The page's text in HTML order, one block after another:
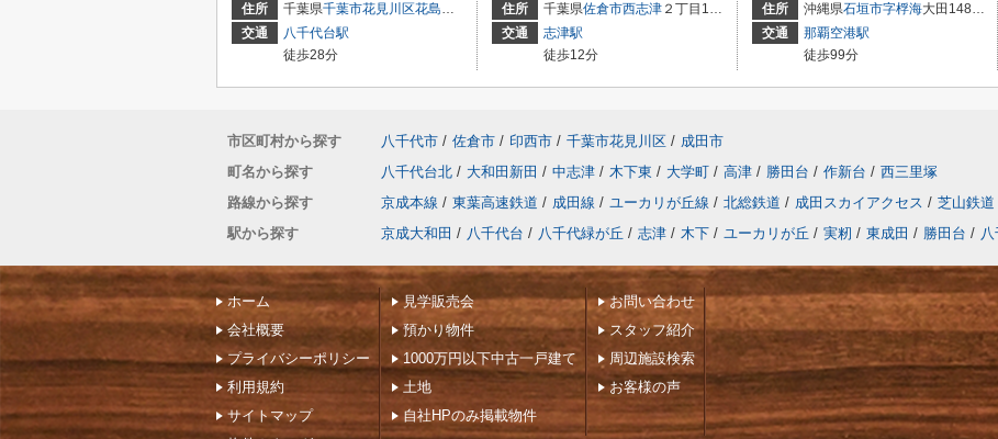
住所
千葉県千葉市花見川区花島町
407-45
交通
八千代台駅
徒歩28分
住所
千葉県佐倉市西志津 ２丁目14-5
交通
志津駅
徒歩12分
住所
沖縄県石垣市字桴海大田148番137.他35筆
交通
那覇空港駅
徒歩99分
市区町村から探す 八千代市 / 佐倉市 / 印西市 / 千葉市花見川区 / 成田市
町名から探す
八千代台北 / 大和田新田 / 中志津 / 木下東 / 大学町 / 高津 / 勝田台 / 作新台 / 西三里塚
路線から探す
京成本線 / 東葉高速鉄道 / 成田線 / ユーカリが丘線 / 北総鉄道 / 成田スカイアクセス / 芝山鉄道
駅から探す
京成大和田 / 八千代台 / 八千代緑が丘 / 志津 / 木下 / ユーカリが丘 / 実籾 / 東成田 / 勝田台 /
ホーム
会社概要
プライバシーポリシー
利用規約
サイトマップ
見学販売会
預かり物件
1000万円以下中古一戸建て
土地
自社HPのみ掲載物件
お問い合わせ
スタッフ紹介
周辺施設検索
お客様の声